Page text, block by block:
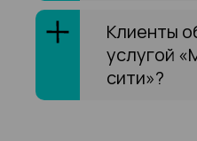
Клиенты
услугой
сити»?